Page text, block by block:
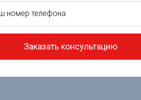
Заказать консультацию